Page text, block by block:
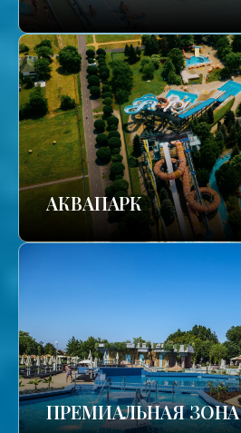
АКВАПАРК
ПРЕМИАЛЬНАЯ ЗОНА